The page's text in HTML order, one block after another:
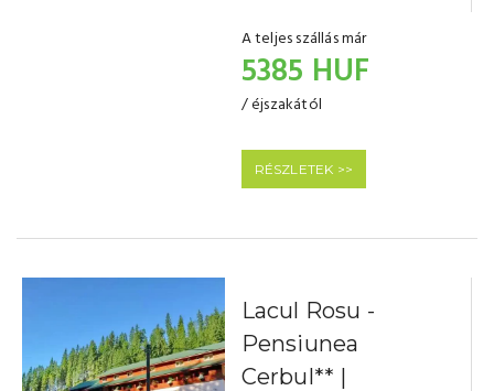
A teljes szállás már
5385 HUF
/ éjszakától
RÉSZLETEK >>
Lacul Rosu -
Pensiunea
Cerbul** |